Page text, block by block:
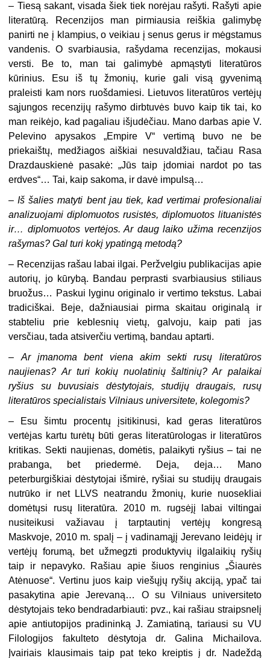
– Tiesą sakant, visada šiek tiek norėjau rašyti. Rašyti apie
literatūrą. Recenzijos man pirmiausia reiškia galimybę
panirti ne į klampius, o veikiau į senus gerus ir mėgstamus
vandenis. O svarbiausia, rašydama recenzijas, mokausi
versti. Be to, man tai galimybė apmąstyti literatūros
kūrinius. Esu iš tų žmonių, kurie gali visą gyvenimą
praleisti kam nors ruošdamiesi. Lietuvos lite­ratūros vertėjų
sąjungos recenzijų rašymo dirbtuvės buvo kaip tik tai, ko
man reikėjo, kad pagaliau išjudėčiau. Mano darbas apie V.
Pelevino apysakos „Empire V“ vertimą buvo ne be
priekaištų, medžiagos aiškiai nesuvaldžiau, tačiau Rasa
Drazdauskienė pasakė: „Jūs taip įdomiai nardot po tas
erdves“… Tai, kaip sako­ma, ir davė impulsą…
–Iš šalies matyti bent jau tiek, kad vertimai profesionaliai
analizuo­jami diplomuotos rusistės, diplomuotos lituanistės
ir… diplomuotos vertėjos. Ar daug laiko užima recenzijos
rašymas? Gal turi kokį ypa­tingą metodą?
– Recenzijas rašau labai ilgai. Peržvelgiu publikacijas apie
autorių, jo kūry­bą. Bandau perprasti svarbiausius stiliaus
bruožus… Paskui lyginu originalo ir vertimo tekstus. Labai
tradiciškai. Beje, dažniausiai pirma skaitau originalą ir
stabteliu prie keblesnių vietų, galvoju, kaip pati jas
versčiau, tada atsiverčiu ver­timą, bandau aptarti.
–Ar įmanoma bent viena akim sekti rusų literatūros
naujienas? Ar turi kokių nuolatinių šaltinių? Ar palaikai
ryšius su buvusiais dėstyto­jais, studijų draugais, rusų
literatūros specialistais Vilniaus universite­te, kolegomis?
– Esu šimtu procentų įsitikinusi, kad geras literatūros
vertėjas kartu turėtų būti geras literatūrologas ir literatūros
kritikas. Sekti naujienas, domėtis, pa­laikyti ryšius – tai ne
prabanga, bet priedermė. Deja, deja… Mano
peterburgiškiai dėstytojai išmirė, ryšiai su studijų draugais
nutrūko ir net LLVS neatrandu žmonių, kurie nuosekliai
domėtųsi rusų literatūra. 2010 m. rugsėjį labai viltingai
nusiteikusi važiavau į tarptautinį vertėjų kongresą
Maskvoje, 2010 m. spalį – į vadinamąjį Jerevano leidėjų ir
vertėjų forumą, bet užmegzti produktyvių ilgalai­kių ryšių
taip ir nepavyko. Rašiau apie šiuos renginius „Šiaurės
Atėnuose“. Ver­tinu juos kaip viešųjų ryšių akciją, ypač tai
pasakytina apie Jerevaną… O su Vilniaus universiteto
dėstytojais teko bendradarbiauti: pvz., kai rašiau straips­nelį
apie antiutopijos pradininką J. Zamiatiną, tariausi su VU
Filologijos fakulte­to dėstytoja dr. Galina Michailova.
Įvairiais klausimais taip pat teko kreiptis į dr. Nadeždą